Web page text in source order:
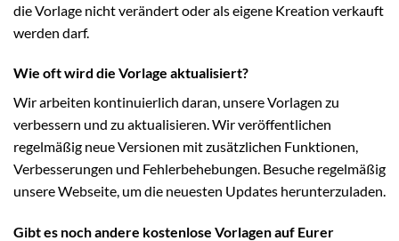
die Vorlage nicht verändert oder als eigene Kreation verkauft
werden darf.
Wie oft wird die Vorlage aktualisiert?
Wir arbeiten kontinuierlich daran, unsere Vorlagen zu
verbessern und zu aktualisieren. Wir veröffentlichen
regelmäßig neue Versionen mit zusätzlichen Funktionen,
Verbesserungen und Fehlerbehebungen. Besuche regelmäßig
unsere Webseite, um die neuesten Updates herunterzuladen.
Gibt es noch andere kostenlose Vorlagen auf Eurer